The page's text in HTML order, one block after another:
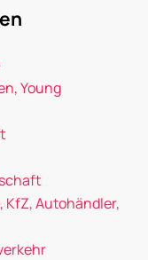
Young
Autohändler,